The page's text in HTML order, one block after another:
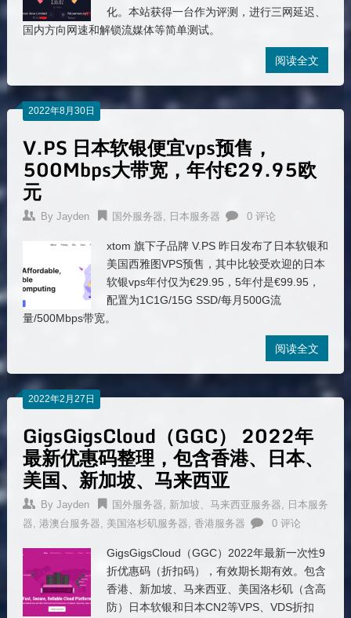
化。本站获得一台作为评测，进行三网延迟、
国内方向网速和解锁流媒体等简单测试。
阅读全文
2022年8月30日
V.PS 日本软银便宜vps预售，
500Mbps大带宽，年付€29.95欧
元
By Jayden 国外服务器, 日本服务器 0 评论
xtom 旗下子品牌 V.PS 昨日发布了日本软银和
美国西雅图VPS预售，其中比较受欢迎的日本
软银vps年付仅为€29.95，5年付是€99.95，
配置为1C1G/15G SSD/每月500G流
量/500Mbps带宽。
阅读全文
2022年2月27日
GigsGigsCloud（GGC） 2022年
最新优惠码整理，包含香港、日本、
美国、新加坡、马来西亚
By Jayden 国外服务器, 新加坡、马来西亚服务器, 日本服务
器, 港澳台服务器, 美国洛杉矶服务器, 香港服务器 0 评论
GigsGigsCloud（GGC）2022年最新一次性9
折优惠码（折扣码），有效期长期有效。包含
香港、新加坡、马来西亚、美国洛杉矶（含高
防）日本软银和日本CN2等VPS、VDS折扣